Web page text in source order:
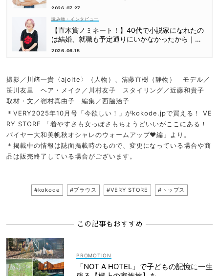
2026.07.27
読み物・インタビュー
【直木賞ノミネート！】40代で小説家になれたの
は結婚、就職も予定通りにいかなかったから｜朝
倉かすみさん
2026.06.15
撮影／川﨑一貴〈ajoite〉（人物）、清藤直樹（静物） モデル／
笹川友里 ヘア・メイク／川村友子 スタイリング／近藤和貴子
取材・文／嶺村真由子 編集／西脇治子
＊VERY2025年10月号「今欲しい！」がkokode.jpで買える！ VE
RY STORE 「着やすさも女っぽさもちょうどいいがここにある！
バイヤー大和美帆秋オシャレのウォームアップ♥編」より。
＊掲載中の情報は誌面掲載時のもので、変更になっている場合や商
品は販売終了している場合がございます。
#kokode #ブラウス #VERY STORE #トップス
この記事もおすすめ
「NOT A HOTEL」で子どもの記憶に一生